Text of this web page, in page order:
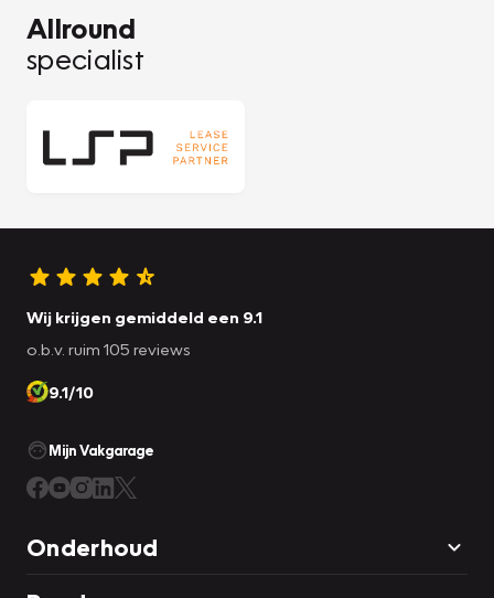
Allround
specialist
Wij krijgen gemiddeld een 9.1
o.b.v. ruim 105 reviews
9.1/10
Mijn Vakgarage
Onderhoud